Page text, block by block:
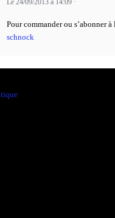
Pour commander ou s’abonner
schnock